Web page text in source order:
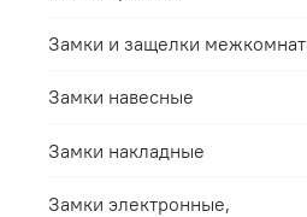
Замки и защелки
Замки навесные
Замки накладные
Замки электронные,